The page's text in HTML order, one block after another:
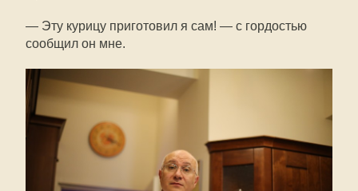
— Эту курицу приготовил я сам! — с гордостью
сообщил он мне.